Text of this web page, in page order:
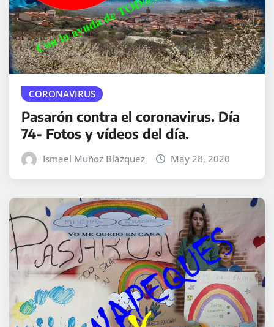
CORONAVIRUS
Pasarón contra el coronavirus. Día
74- Fotos y vídeos del día.
Ismael Muñoz Blázquez May 28, 2020